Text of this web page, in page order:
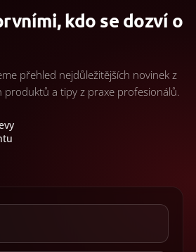
kdo se dozví o
přehled nejdůležitějších novinek z
produktů a tipy z praxe profesionálů.